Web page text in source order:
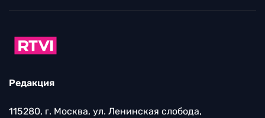
Редакция
115280, г. Москва, ул. Ленинская слобода,